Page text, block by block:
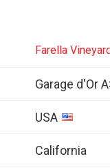
Farella Vineyard
Garage d'Or
USA
California